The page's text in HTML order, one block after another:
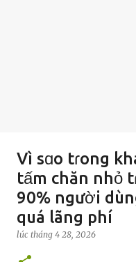
Vì sɑo tɾong
tấm chăn nhỏ
90% người
quá lãng phí
lúc tháng 4 28, 2026